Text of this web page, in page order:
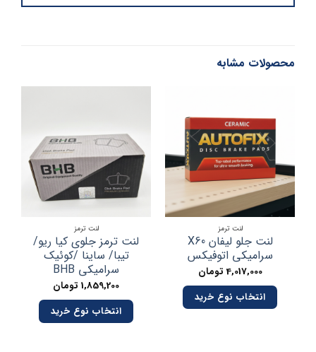
محصولات مشابه
لنت ترمز
لنت جلو لیفان X60
سرامیکی اتوفیکس
4,017,000 تومان
انتخاب نوع خرید
لنت ترمز
لنت ترمز جلوی کیا ریو/
تیبا/ ساینا /کوئیک
سرامیکی BHB
1,859,200تومان
انتخاب نوع خرید